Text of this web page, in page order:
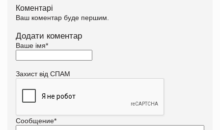
Коментарі
Ваш коментар буде першим.
Додати коментар
Ваше імя*
Захист від СПАМ
Сообщение*